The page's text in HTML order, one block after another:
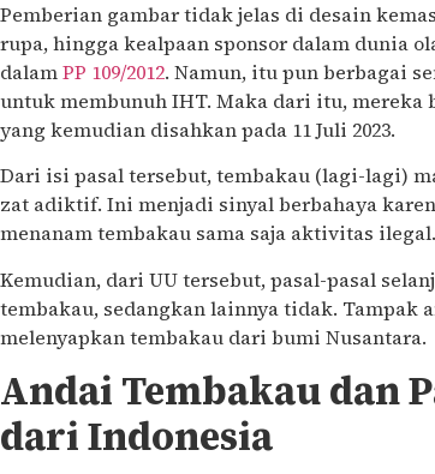
Pemberian gambar tidak jelas di desain
rupa, hingga kealpaan sponsor dalam dunia
dalamPP 109/2012. Namun, itu pun berbagai
untuk membunuh IHT. Maka dari itu, mereka
yang kemudian disahkan pada 11 Juli 2023.
Dari isi pasal tersebut, tembakau (lagi-lagi)
zat adiktif. Ini menjadi sinyal berbahaya
menanam tembakau sama saja aktivitas ilegal.
Kemudian, dari UU tersebut, pasal-pasal
tembakau, sedangkan lainnya tidak.
melenyapkan tembakau dari bumi Nusantara.
Andai Tembakau dan
dari Indonesia